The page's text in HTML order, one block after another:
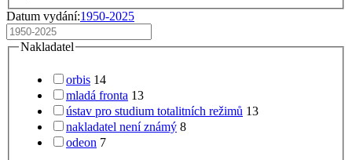
Datum vydání:1950-2025
Nakladatel
orbis 14
mladá fronta 13
ústav pro studium totalitních režimů 13
nakladatel není známý 8
odeon 7